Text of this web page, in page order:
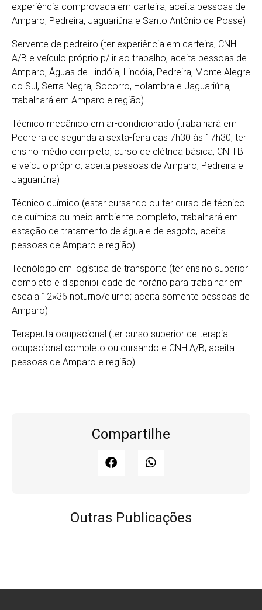
experiência comprovada em carteira; aceita pessoas de
Amparo, Pedreira, Jaguariúna e Santo Antônio de Posse)
Servente de pedreiro (ter experiência em carteira, CNH
A/B e veículo próprio p/ ir ao trabalho, aceita pessoas de
Amparo, Águas de Lindóia, Lindóia, Pedreira, Monte Alegre
do Sul, Serra Negra, Socorro, Holambra e Jaguariúna,
trabalhará em Amparo e região)
Técnico mecânico em ar-condicionado (trabalhará em
Pedreira de segunda a sexta-feira das 7h30 às 17h30, ter
ensino médio completo, curso de elétrica básica, CNH B
e veículo próprio, aceita pessoas de Amparo, Pedreira e
Jaguariúna)
Técnico químico (estar cursando ou ter curso de técnico
de química ou meio ambiente completo, trabalhará em
estação de tratamento de água e de esgoto, aceita
pessoas de Amparo e região)
Tecnólogo em logística de transporte (ter ensino superior
completo e disponibilidade de horário para trabalhar em
escala 12×36 noturno/diurno; aceita somente pessoas de
Amparo)
Terapeuta ocupacional (ter curso superior de terapia
ocupacional completo ou cursando e CNH A/B; aceita
pessoas de Amparo e região)
Compartilhe
Outras Publicações